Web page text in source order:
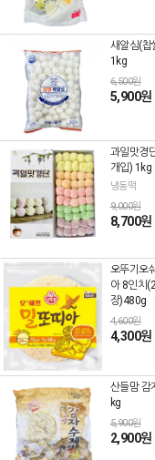
새알심(찹
1kg
6,500원
5,900원
과일맛경
개입) 1kg
냉동떡
9,000원
8,700원
오뚜기오
아 8인치
장)480g
4,600원
4,300원
산들맘 감
kg
5,900원
2,900원